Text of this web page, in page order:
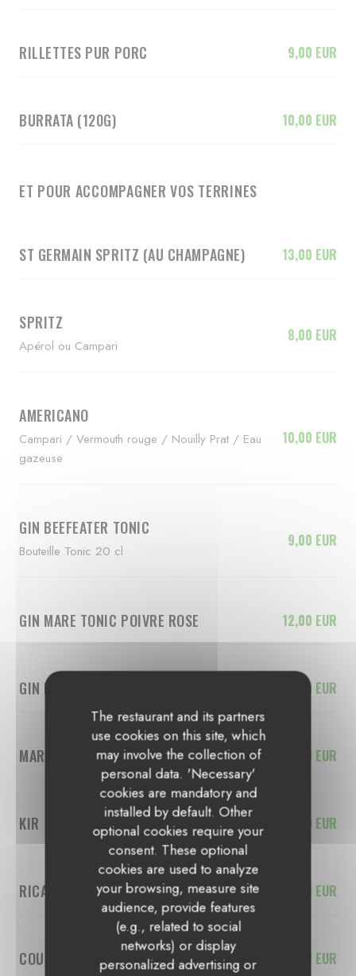
The restaurant and its partners
use cookies on this site, which
may involve the collection of
personal data. 'Necessary'
cookies are mandatory and
installed by default. Other
optional cookies require your
consent. These optional
cookies are used to analyze
your browsing, measure site
audience, provide features
(e.g., related to social
networks) or display
personalized advertising or
RILLETTES PUR PORC 9,00 EUR
BURRATA (120G) 10,00 EUR
ET POUR ACCOMPAGNER VOS TERRINES
ST GERMAIN SPRITZ (AU CHAMPAGNE) 13,00 EUR
SPRITZ
Apérol ou Campari
8,00 EUR
AMERICANO
Campari / Vermouth rouge / Nouilly Prat / Eau
gazeuse
10,00 EUR
GIN BEEFEATER TONIC
Bouteille Tonic 20 cl
9,00 EUR
GIN MARE TONIC POIVRE ROSE 12,00 EUR
GIN BONALUMI TONIC 14,00 EUR
MARTINI TONIC 7,00 EUR
KIR 4,50 EUR
RICARD 3,50 EUR
COUPE DE CHAMPAGNE 9,00 EUR